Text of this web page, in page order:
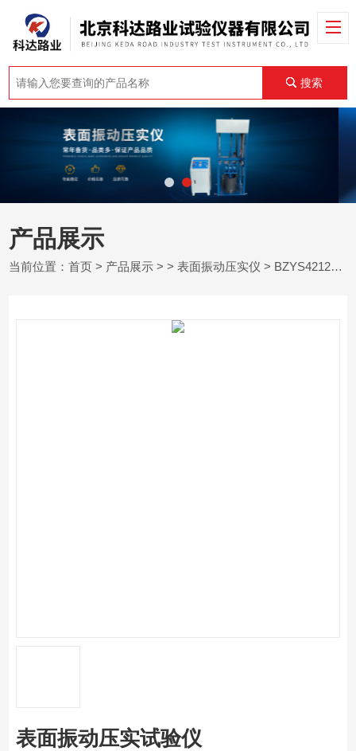
搜索
产品展示
当前位置：首页 > 产品展示 > >表面振动压实仪 > BZYS4212表面振动压实试验仪
表面振动压实试验仪